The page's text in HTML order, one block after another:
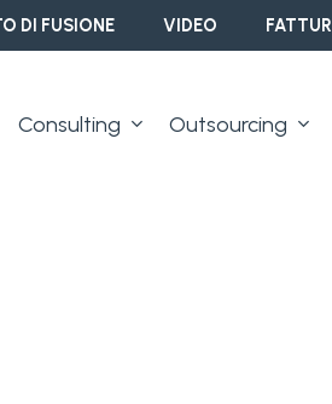
DI FUSIONE VIDEO
Consulting Outsourcing